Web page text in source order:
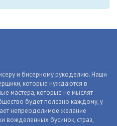
и бисерному рукоделию. Наши
которые нуждаются в
мастера, которые не мыслят
будет полезно каждому, у
непреодолимое желание
вожделенных бусинок, страз,